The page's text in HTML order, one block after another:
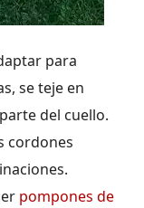
para
se teje en
del cuello.
cordones
pompones de